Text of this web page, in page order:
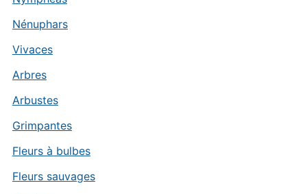
Nénuphars
Vivaces
Arbres
Arbustes
Grimpantes
Fleurs à bulbes
Fleurs sauvages